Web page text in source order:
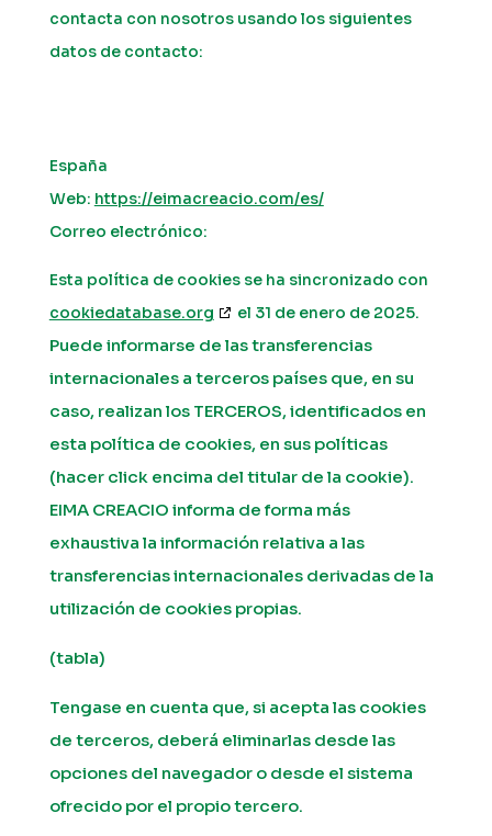
contacta con nosotros usando los siguientes
datos de contacto:
España
Web: https://eimacreacio.com/es/
Correo electrónico:
Esta política de cookies se ha sincronizado con
cookiedatabase.org
el 31 de enero de 2025.
Puede informarse de las transferencias
internacionales a terceros países que, en su
caso, realizan los TERCEROS, identificados en
esta política de cookies, en sus políticas
(hacer click encima del titular de la cookie).
EIMA CREACIO informa de forma más
exhaustiva la información relativa a las
transferencias internacionales derivadas de la
utilización de cookies propias.
(tabla)
Tengase en cuenta que, si acepta las cookies
de terceros, deberá eliminarlas desde las
opciones del navegador o desde el sistema
ofrecido por el propio tercero.